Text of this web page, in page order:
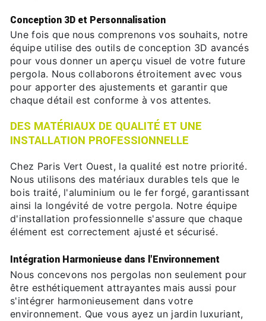
Conception 3D et Personnalisation
Une fois que nous comprenons vos souhaits, notre
équipe utilise des outils de conception 3D avancés
pour vous donner un aperçu visuel de votre future
pergola. Nous collaborons étroitement avec vous
pour apporter des ajustements et garantir que
chaque détail est conforme à vos attentes.
DES MATÉRIAUX DE QUALITÉ ET UNE
INSTALLATION PROFESSIONNELLE
Chez Paris Vert Ouest, la qualité est notre priorité.
Nous utilisons des matériaux durables tels que le
bois traité, l'aluminium ou le fer forgé, garantissant
ainsi la longévité de votre pergola. Notre équipe
d'installation professionnelle s'assure que chaque
élément est correctement ajusté et sécurisé.
Intégration Harmonieuse dans l'Environnement
Nous concevons nos pergolas non seulement pour
être esthétiquement attrayantes mais aussi pour
s'intégrer harmonieusement dans votre
environnement. Que vous ayez un jardin luxuriant,